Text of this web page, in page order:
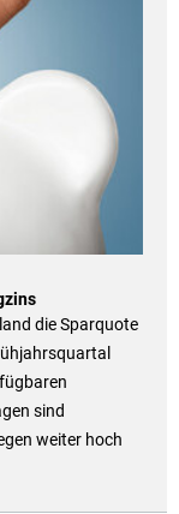
die Sparquote
sind
weiter hoch